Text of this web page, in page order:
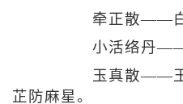
牵正散——白
小活络丹——
玉真散——玉
芷防麻星。